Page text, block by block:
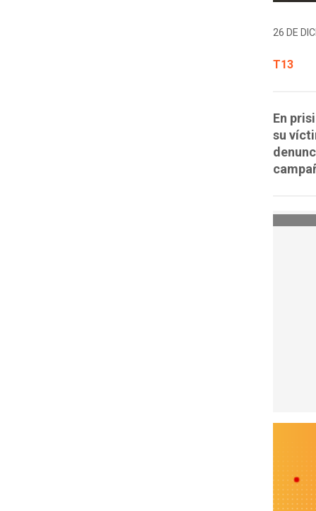
26 DE
T13
En
su